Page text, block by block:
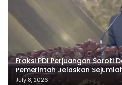
Fraksi PDI Perjuangan Soroti
Pemerintah Jelaskan
Tercapai
July 8, 2026